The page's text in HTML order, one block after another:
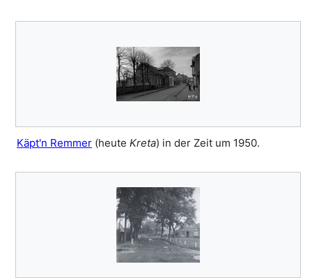
Käpt'n Remmer (heute Kreta) in der Zeit um 1950.